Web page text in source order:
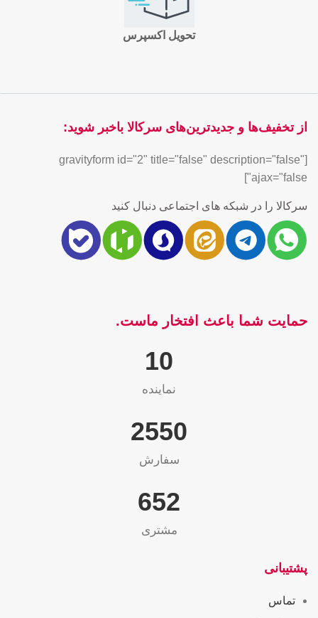
تحویل اکسپرس
از تخفیف‌ها و جدیدترین‌های سرکالا باخبر شوید:
[gravityform id="2" title="false" description="false"
ajax="false"]
سرکالا را در شبکه های اجتماعی دنبال کنید
حمایت شما باعث افتخار ماست.
10
نماینده
2565
سفارش
655
مشتری
پشتیبانی
تماس